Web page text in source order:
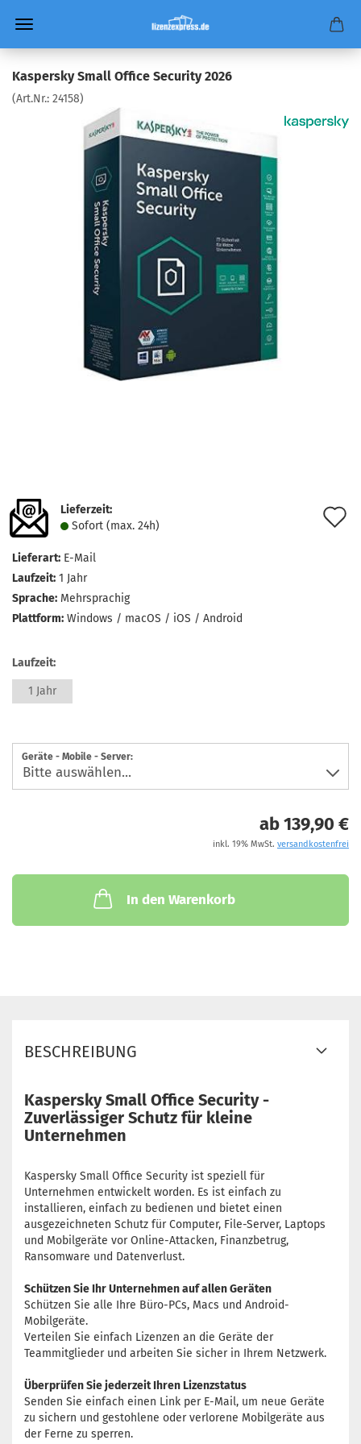
Kaspersky Small Office Security 2026
(Art.Nr.: 24158)
Lieferzeit:
Sofort (max. 24h)
Lieferart: E-Mail
Laufzeit: 1 Jahr
Sprache: Mehrsprachig
Plattform: Windows / macOS / iOS / Android
Laufzeit:
1 Jahr
Geräte - Mobile - Server:
ab 139,90 €
inkl. 19% MwSt. versandkostenfrei
In den Warenkorb
BESCHREIBUNG
Kaspersky Small Office Security -
Zuverlässiger Schutz für kleine
Unternehmen
Kaspersky Small Office Security ist speziell für
Unternehmen entwickelt worden. Es ist einfach zu
installieren, einfach zu bedienen und bietet einen
ausgezeichneten Schutz für Computer, File-Server, Laptops
und Mobilgeräte vor Online-Attacken, Finanzbetrug,
Ransomware und Datenverlust.
Schützen Sie Ihr Unternehmen auf allen Geräten
Schützen Sie alle Ihre Büro-PCs, Macs und Android-
Mobilgeräte.
Verteilen Sie einfach Lizenzen an die Geräte der
Teammitglieder und arbeiten Sie sicher in Ihrem Netzwerk.
Überprüfen Sie jederzeit Ihren Lizenzstatus
Senden Sie einfach einen Link per E-Mail, um neue Geräte
zu sichern und gestohlene oder verlorene Mobilgeräte aus
der Ferne zu sperren.